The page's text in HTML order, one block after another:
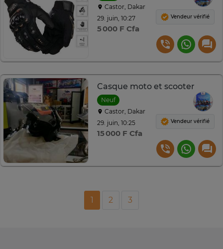
Castor, Dakar
29. juin, 10:27
5 000 F Cfa
Vendeur vérifié
Casque moto et scooter
Neuf
Castor, Dakar
29. juin, 10:25
15 000 F Cfa
Vendeur vérifié
1 2 3